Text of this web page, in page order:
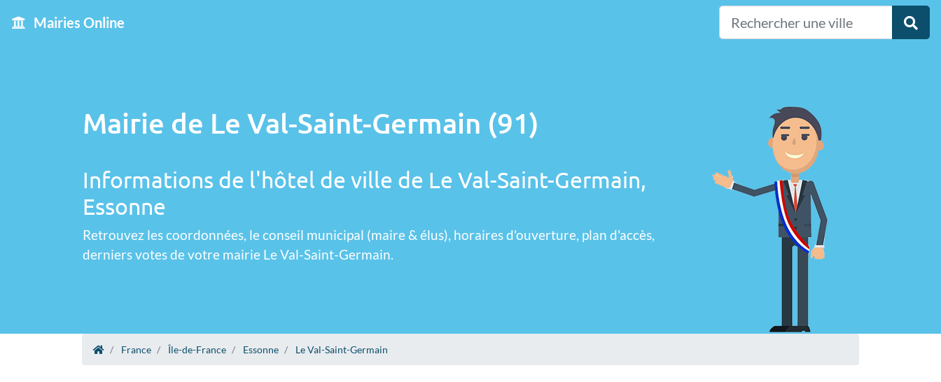
Mairies Online
Mairie de Le Val-Saint-Germain (91)
Informations de l'hôtel de ville de Le Val-Saint-Germain,
Essonne
Retrouvez les coordonnées, le conseil municipal (maire & élus), horaires d'ouverture, plan d'accès,
derniers votes de votre mairie Le Val-Saint-Germain.
France Île-de-France Essonne Le Val-Saint-Germain